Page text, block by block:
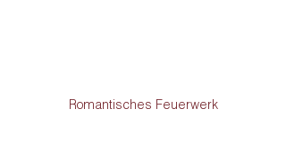
Romantisches Feuerwerk